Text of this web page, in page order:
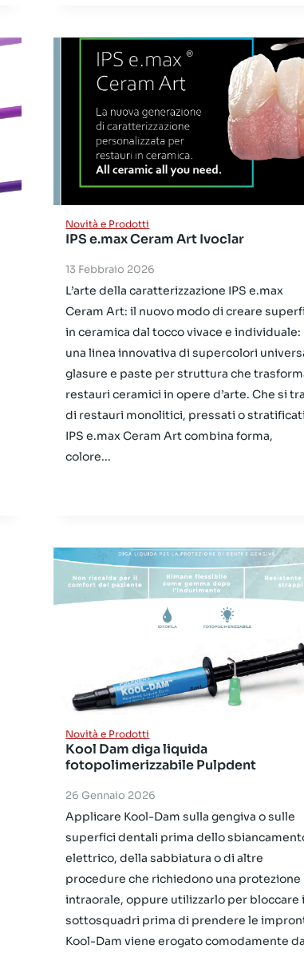
Novità e Prodotti
IPS e.max Ceram Art Ivoclar
13 Febbraio 2026
L’arte della caratterizzazione IPS e.max
Ceram Art: il nuovo modo di creare
in ceramica dal tocco vivace e individuale:
una linea innovativa di supercolori
glasure e paste per struttura che
restauri ceramici in opere d’arte. Che si
di restauri monolitici, pressati o
IPS e.max Ceram Art combina forma,
colore...
Novità e Prodotti
Kool Dam diga liquida
fotopolimerizzabile Pulpdent
26 Gennaio 2026
Applicare Kool-Dam sulla gengiva o sulle
superfici dentali prima dello
elettrico, della sabbiatura o di altre
procedure che richiedono una protezione
intraorale, oppure utilizzarlo per bloccare i
sottosquadri prima di prendere le
Kool-Dam viene erogato comodamente da